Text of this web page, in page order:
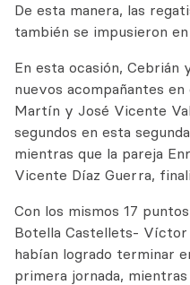
De esta manera, las
también se impusieron
En esta ocasión,
nuevos acompañantes
Martín y José Vicente
segundos en esta
mientras que la pareja
Vicente Díaz Guerra,
Con los mismos 17
Botella Castellets- Víctor
habían logrado terminar
primera jornada,